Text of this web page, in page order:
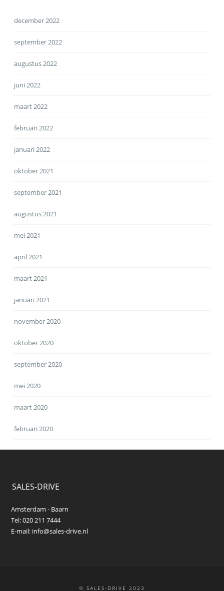
december 2022
september 2022
augustus 2022
juni 2022
maart 2022
februari 2022
januari 2022
oktober 2021
september 2021
augustus 2021
mei 2021
april 2021
maart 2021
januari 2021
november 2020
oktober 2020
september 2020
mei 2020
maart 2020
februari 2020
SALES-DRIVE
Amsterdam - Baarn
Tel: 020 211 7444
E-mail: info@sales-drive.nl
© SALES-DRIVE 2023